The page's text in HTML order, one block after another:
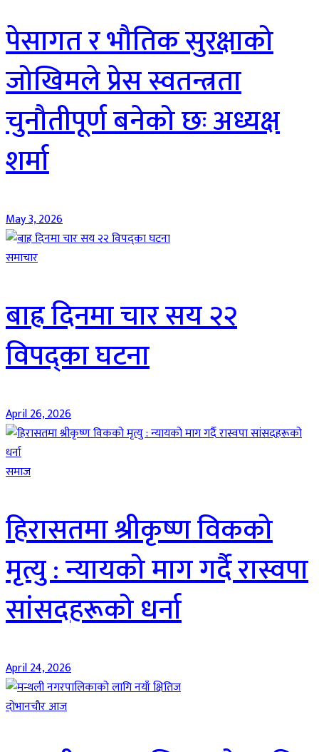
पेसागत र भौतिक सुरक्षाको
जोखिमले प्रेस स्वतन्त्रता
चुनौतीपूर्ण बनेको छः अध्यक्ष
शर्मा
May 3, 2026
समाचार
बाह्र दिनमा चार सय २२
विपद्का घटना
April 26, 2026
समाज
हिरासतमा श्रीकृष्ण विकको
मृत्यु : न्यायको माग गर्दै रास्वपा
सांसदहरूको धर्ना
April 24, 2026
दाेभानचाैर आज